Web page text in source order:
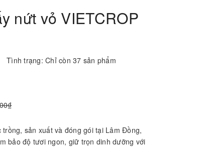
nứt vỏ VIETCROP
Tình trạng: Chỉ còn 37 sản phẩm
trồng, sản xuất và đóng gói tại Lâm Đồng,
bảo độ tươi ngon, giữ trọn dinh dưỡng với